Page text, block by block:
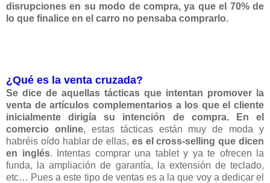
disrupciones en su modo de compra, ya que el 70% de
lo que finalice en el carro no pensaba comprarlo.
¿Qué es la venta cruzada?
Se dice de aquellas tácticas que intentan promover la
venta de artículos complementarios a los que el cliente
inicialmente dirigía su intención de compra.
En el
comercio online, estas tácticas están muy de moda y
habréis oído hablar de ellas, es el cross-selling que dicen
en inglés. Intentas comprar una tablet y ya te ofrecen la
funda, la ampliación de garantía, la extensión de teclado,
etc… Pues a este tipo de ventas es a la que voy a dedicar el